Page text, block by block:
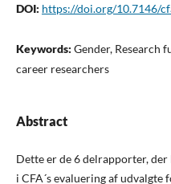
DOI: https://doi.org/10.7146/
Keywords: Gender, Research
career researchers
Abstract
Dette er de 6 delrapporter,
i CFA´s evaluering af